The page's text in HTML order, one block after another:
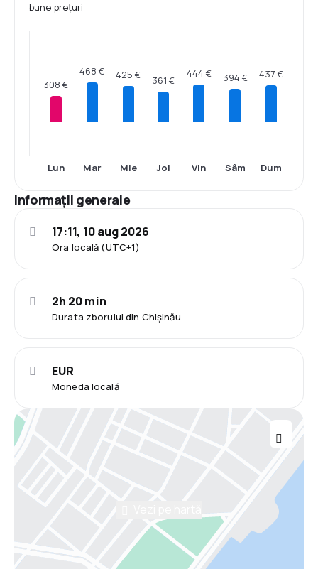
bune prețuri
308 €
Lun
468 €
Mar
425 €
Mie
361 €
Joi
444 €
Vin
394 €
Sâm
437 €
Dum
Informații generale
Ora locală (UTC+1)
17:11, 10 aug 2026
Durata zborului din Chișinău
2h 20 min
Moneda locală
EUR